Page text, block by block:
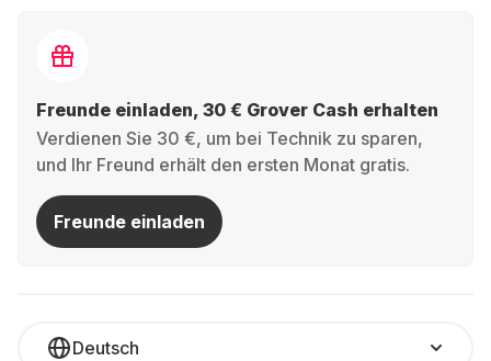
Freunde einladen, 30 € Grover Cash erhalten
Verdienen Sie 30 €, um bei Technik zu sparen,
und Ihr Freund erhält den ersten Monat gratis.
Freunde einladen
Deutsch